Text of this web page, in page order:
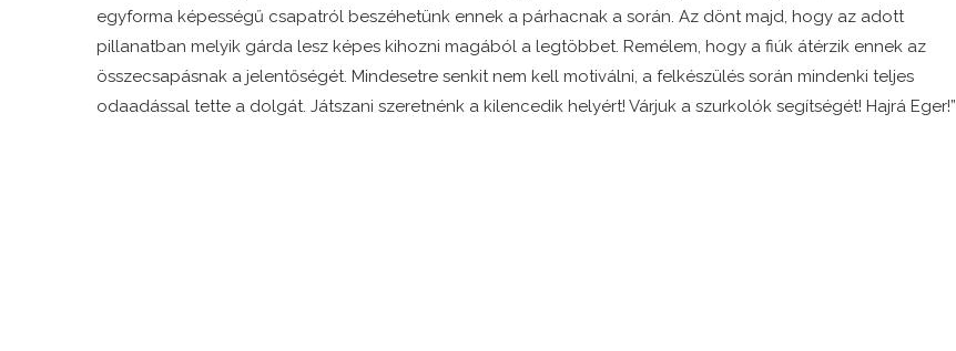
egyforma képességű csapatról beszéhetünk ennek a párhacnak a során. Az dönt majd, hogy az adott
pillanatban melyik gárda lesz képes kihozni magából a legtöbbet. Remélem, hogy a fiúk átérzik ennek az
összecsapásnak a jelentőségét. Mindesetre senkit nem kell motiválni, a felkészülés során mindenki teljes
odaadással tette a dolgát. Játszani szeretnénk a kilencedik helyért! Várjuk a szurkolók segítségét! Hajrá Eger!”